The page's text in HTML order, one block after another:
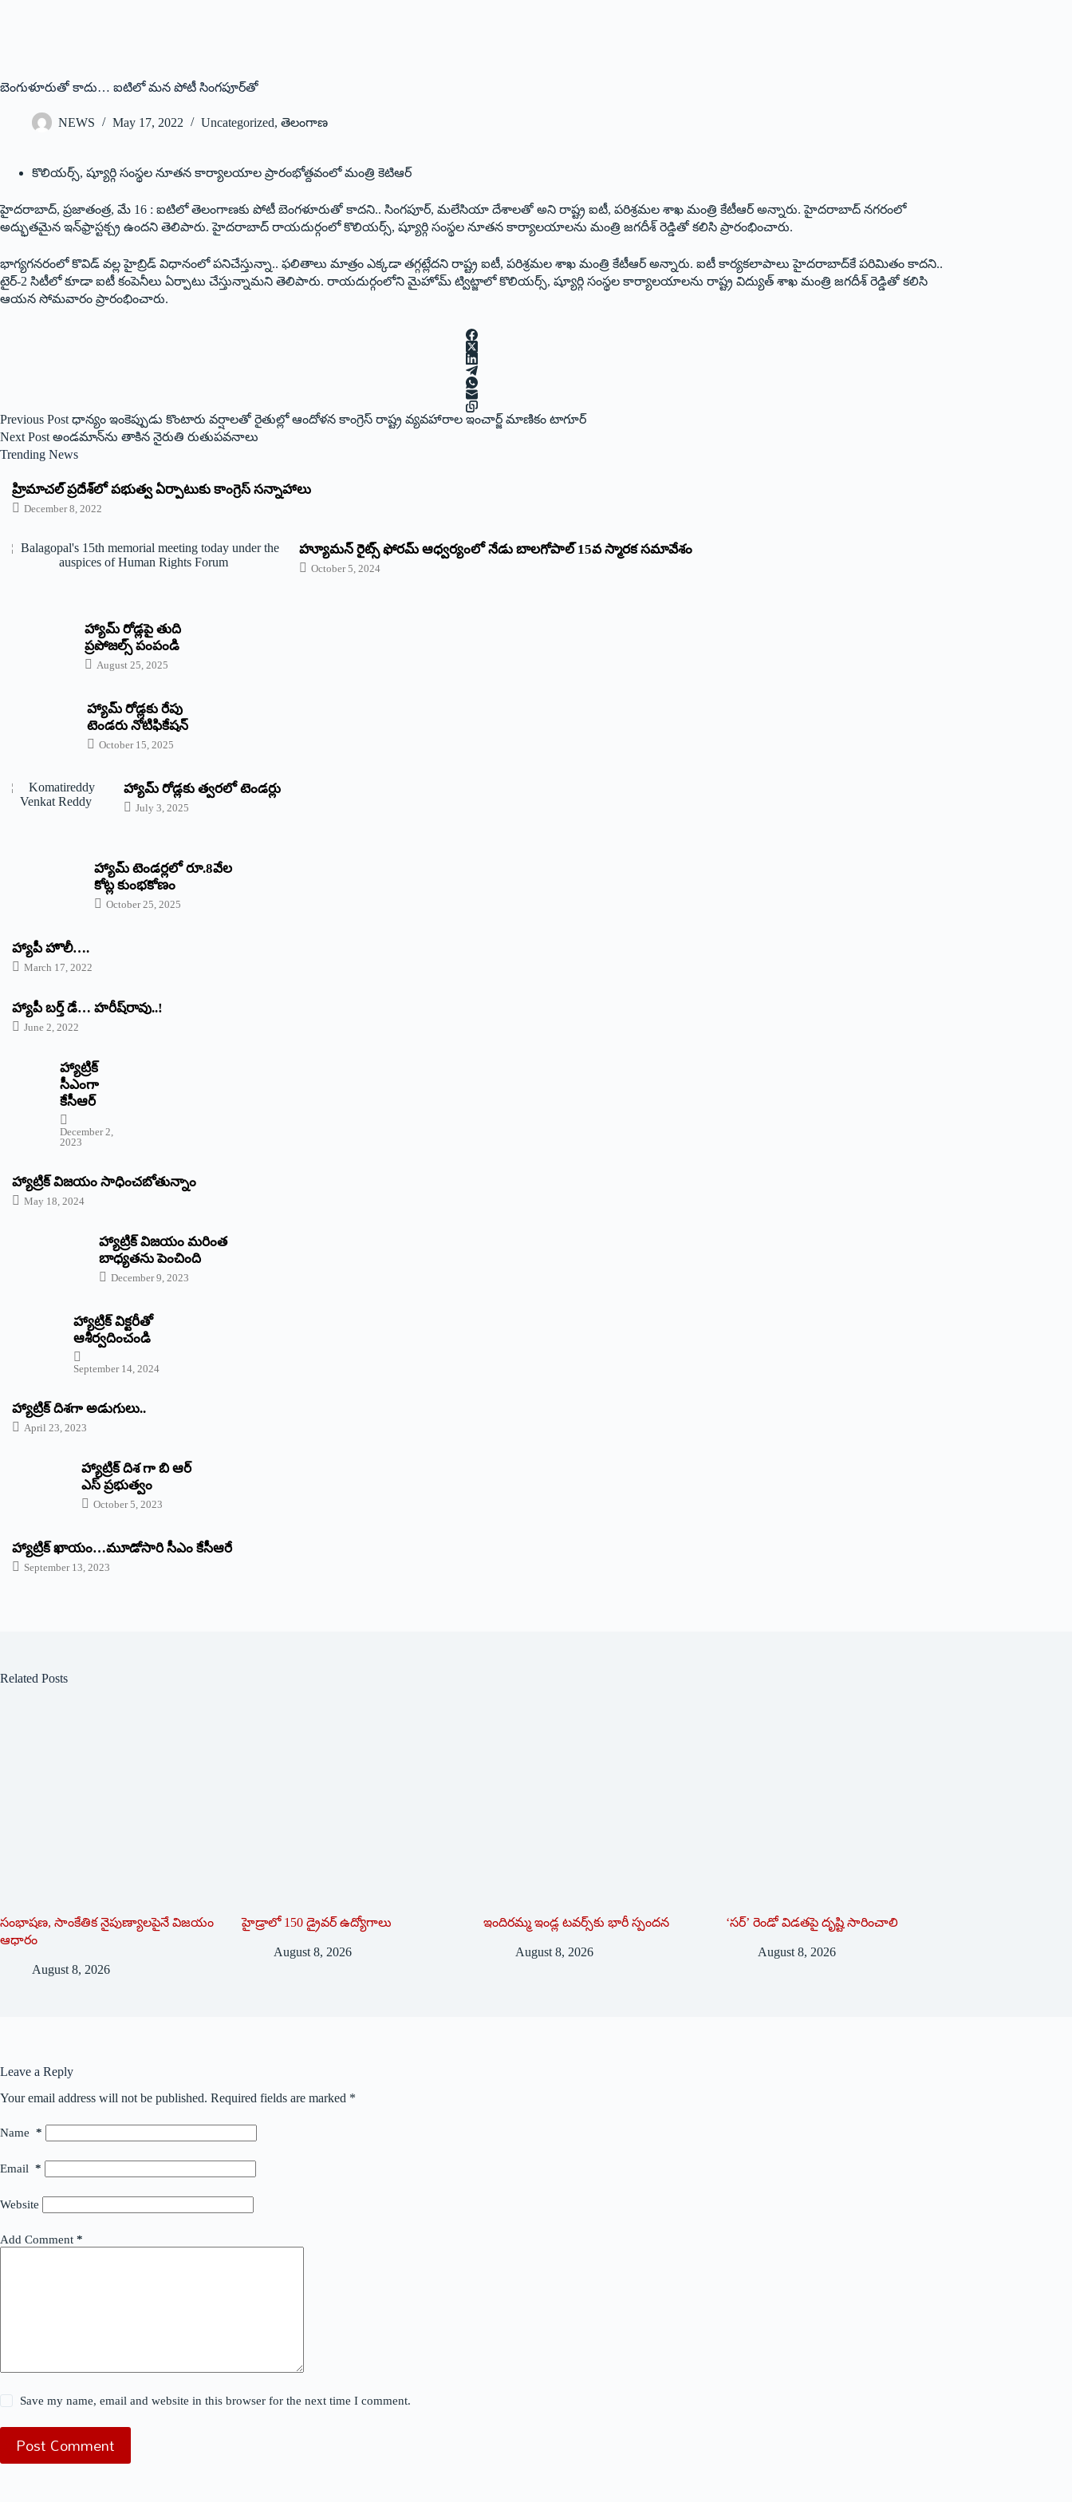
బెంగుళూరుతో కాదు… ఐటిలో మన పోటీ సింగపూర్‌తో
NEWS May 17, 2022 Uncategorized, తెలంగాణ
కొలియర్స్, ‌ష్యూర్గి సంస్థల నూతన కార్యాలయాల ప్రారంభోత్దవంలో మంత్రి కెటిఆర్‌
‌హైదరాబాద్‌, ‌ప్రజాతంత్ర, మే 16 : ఐటిలో తెలంగాణకు పోటీ బెంగళూరుతో కాదని.. సింగపూర్‌, ‌మలేసియా దేశాలతో అని రాష్ట్ర ఐటీ, పరిశ్రమల శాఖ మంత్రి కేటీఆర్‌ అన్నారు. హైదరాబాద్‌ ‌నగరంలో
అద్భుతమైన ఇన్‌‌ఫ్రాస్టక్చ్ర ఉం‌దని తెలిపారు. హైదరాబాద్‌ ‌రాయదుర్గంలో కొలియర్స్, ‌ష్యూర్గి సంస్థల నూతన కార్యాలయాలను మంత్రి జగదీశ్‌ ‌రెడ్డితో కలిసి ప్రారంభించారు.
భాగ్యగనరంలో కొవిడ్‌ ‌వల్ల హైబ్రిడ్‌ ‌విధానంలో పనిచేస్తున్నా.. ఫలితాలు మాత్రం ఎక్కడా తగ్గట్లేదని రాష్ట్ర ఐటీ, పరిశ్రమల శాఖ మంత్రి కేటీఆర్‌ అన్నారు. ఐటీ కార్యకలాపాలు హైదరాబాద్‌కే పరిమితం కాదని..
టైర్‌-2 ‌సిటీలో కూడా ఐటీ కంపెనీలు ఏర్పాటు చేస్తున్నామని తెలిపారు. రాయదుర్గంలోని మైహోమ్‌ ‌ట్విట్జాలో కొలియర్స్, ‌ష్యూర్గి సంస్థల కార్యాలయాలను రాష్ట్ర విద్యుత్‌ ‌శాఖ మంత్రి జగదీశ్‌ ‌రెడ్డితో కలిసి
ఆయన సోమవారం ప్రారంభించారు.
Previous Post ధాన్యం ఇంకెప్పుడు కొంటారు వర్షాలతో రైతుల్లో ఆందోళన కాంగ్రెస్‌ ‌రాష్ట్ర వ్యవహారాల ఇంచార్జ్ ‌మాణికం టాగూర్‌
Next Post అం‌డమాన్‌ను తాకిన నైరుతి రుతుపవనాలు
Trending News
‌హ్రిమాచల్‌ ‌ప్రదేశ్‌లో పభుత్వ ఏర్పాటుకు కాంగ్రెస్‌ ‌సన్నాహాలు
December 8, 2022
హ్యూమన్‌ రైట్స్‌ ఫోరమ్‌ ఆధ్వర్యంలో నేడు బాలగోపాల్‌ 15వ స్మారక సమావేశం
October 5, 2024
హ్యామ్‌ రోడ్లపై తుది
ప్రపోజల్స్‌ పంపండి
August 25, 2025
హ్యామ్‌ రోడ్లకు రేపు
టెండరు నోటిఫికేషన్‌
October 15, 2025
హ్యామ్‌ రోడ్లకు త్వరలో టెండర్లు
July 3, 2025
హ్యామ్‌ ‌టెండర్లలో రూ.8వేల
కోట్ల కుంభకోణం
October 25, 2025
హ్యాపీ హొలీ….
March 17, 2022
హ్యాపీ బర్త్ ‌డే… హరీష్‌రావు..!
June 2, 2022
హ్యాట్రిక్‌
‌సీఎంగా
కేసీఆర్‌
December 2,
2023
హ్యాట్రిక్‌ విజయం సాధించబోతున్నాం
May 18, 2024
హ్యాట్రిక్ విజయం మరింత
బాధ్యతను పెంచింది
December 9, 2023
హ్యాట్రిక్‌ ‌విక్టరీతో
ఆశీర్వదించండి
September 14, 2024
‌హ్యాట్రిక్‌ ‌దిశగా అడుగులు..
April 23, 2023
హ్యాట్రిక్ దిశ గా బి ఆర్
ఎస్ ప్రభుత్వం
October 5, 2023
హ్యాట్రిక్‌ ‌ఖాయం…మూడోసారి సీఎం కేసీఆరే
September 13, 2023
Related Posts
సంభాషణ, సాంకేతిక నైపుణ్యాలపైనే విజయం
ఆధారం
August 8, 2026
హైడ్రాలో 150 డ్రైవర్‌ ఉద్యోగాలు
August 8, 2026
ఇందిరమ్మ ఇండ్ల టవర్స్‌కు భారీ స్పందన
August 8, 2026
‘సర్’ రెండో విడతపై దృష్టి సారించాలి
August 8, 2026
Leave a Reply
Your email address will not be published. Required fields are marked *
Name *
Email *
Website
Add Comment *
Save my name, email and website in this browser for the next time I comment.
Post Comment